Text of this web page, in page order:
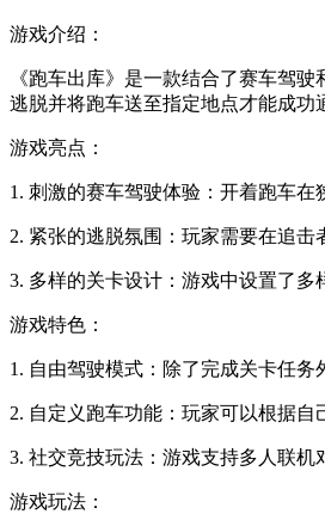
游戏介绍：
《跑车出库》是一款结合了赛车驾
逃脱并将跑车送至指定地点才能成功
游戏亮点：
1. 刺激的赛车驾驶体验：开着跑车
2. 紧张的逃脱氛围：玩家需要在追
3. 多样的关卡设计：游戏中设置了多
游戏特色：
1. 自由驾驶模式：除了完成关卡任务
2. 自定义跑车功能：玩家可以根据
3. 社交竞技玩法：游戏支持多人联机
游戏玩法：